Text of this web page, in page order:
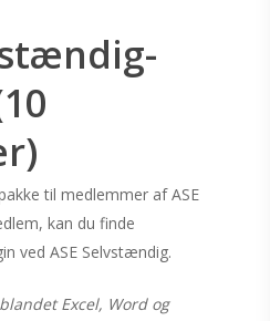
til medlemmer af ASE
kan du finde
ved ASE Selvstændig.
Excel, Word og